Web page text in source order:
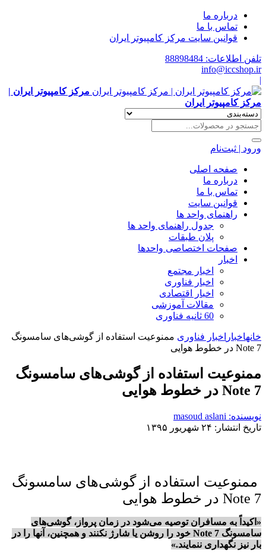
درباره ما
تماس با ما
قوانین سایت مرکز کامپیوتر ایران
تلفن اطلاعات: 88898484
info@iccshop.ir
|
مرکز کامپیوتر ایران |
مرکز کامپیوتر ایران
ورود | ثبت‌نام
صفحه اصلی
درباره ما
تماس با ما
قوانین سایت
راهنمای واحد ها
جدول راهنمای واحد ها
پلان طبقات
صفحات اختصاصی واحدها
اخبار
اخبار مجتمع
اخبار فناوری
اخبار اقتصادی
مقالات آموزشی
60 ثانیه فناوری
خانهاخبار اخبار فناوری ممنوعیت استفاده از گوشی‌های سامسونگ
Note 7 در خطوط هوایی
ممنوعیت استفاده از گوشی‌های سامسونگ
Note 7 در خطوط هوایی
نویسنده: masoud aslani
تاریخ انتشار: ۲۴ شهریور ۱۳۹۵
ممنوعیت استفاده از گوشی‌های سامسونگ
Note 7 در خطوط هوایی
«اکیداً به مسافران توصیه می‌شود در زمان پرواز، گوشی‌های
سامسونگ Note 7 خود را روشن یا شارژ نکنند و همچنین، آنها را در
بار نیز نگهداری ننمایند.»